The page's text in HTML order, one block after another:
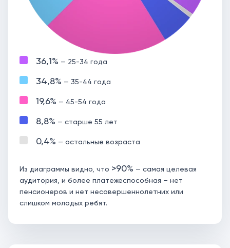
36,1% — 25-34 года
34,8% — 35-44 года
19,6% — 45-54 года
8,8% — старше 55 лет
0,4% — остальные возраста
Из диаграммы видно, что >90% — самая целевая
аудитория, и более платежеспособная – нет
пенсионеров и нет несовершеннолетних или
слишком молодых ребят.